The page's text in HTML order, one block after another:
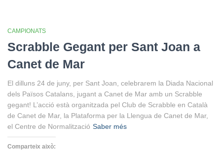
CAMPIONATS
Scrabble Gegant per Sant Joan a
Canet de Mar
El dilluns 24 de juny, per Sant Joan, celebrarem la Diada Nacional
dels Països Catalans, jugant a Canet de Mar amb un Scrabble
gegant! L’acció està organitzada pel Club de Scrabble en Català
de Canet de Mar, la Plataforma per la Llengua de Canet de Mar,
el Centre de Normalització Saber més
Comparteix això: